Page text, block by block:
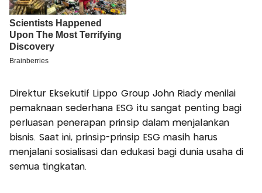
Direktur Eksekutif Lippo Group John Riady menilai
pemaknaan sederhana ESG itu sangat penting bagi
perluasan penerapan prinsip dalam menjalankan
bisnis. Saat ini, prinsip-prinsip ESG masih harus
menjalani sosialisasi dan edukasi bagi dunia usaha di
semua tingkatan.